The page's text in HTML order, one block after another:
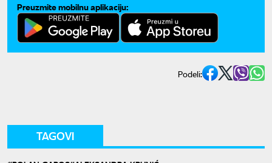
Preuzmite mobilnu aplikaciju:
Podeli:
TAGOVI